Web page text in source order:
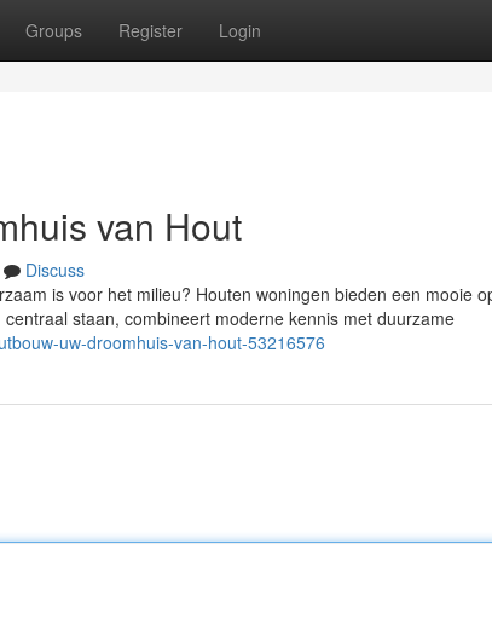
Groups Register Login
van Hout
Discuss
is voor het milieu? Houten woningen bieden een mooie
staan, combineert moderne kennis met duurzame
uw-droomhuis-van-hout-53216576